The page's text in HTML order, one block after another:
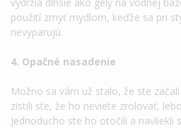
použití zmyť mydlom, keďže sa pri
nevyparujú.
4. Opačné nasadenie
Možno sa vám už stalo, že ste
zistili ste, že ho neviete zrolovať,
Jednoducho ste ho otočili a navliekli